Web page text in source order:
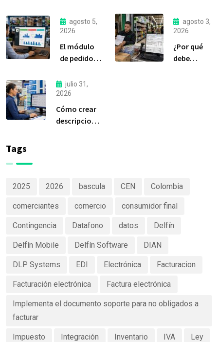
agosto 5,
2026
El módulo
de pedidos:
la
herramienta
más
importante
de Delfín
agosto 3,
2026
¿Por qué
debe
julio 31,
2026
Cómo crear
descripciones
Tags
2025 2026 bascula CEN Colombia
comerciantes comercio consumidor final
Contingencia Datafono datos Delfín
Delfín Mobile Delfín Software DIAN
DLP Systems EDI Electrónica Facturacion
Facturación electrónica Factura electrónica
Implementa el documento soporte para no obligados a
facturar
Impuesto Integración Inventario IVA Ley